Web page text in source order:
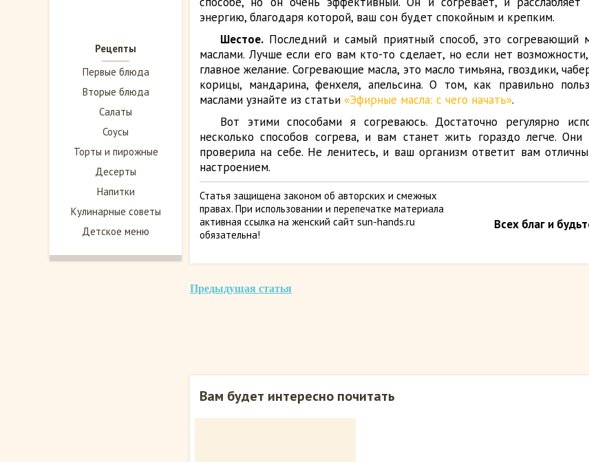
Рецепты
Первые блюда
Вторые блюда
Салаты
Соусы
Торты и пирожные
Десерты
Напитки
Кулинарные советы
Детское меню
энергию, благодаря которой, ваш сон будет спокойным и крепким.
Шестое. Последний и самый приятный способ, это согревающий
маслами. Лучше если его вам кто-то сделает, но если нет
главное желание. Согревающие масла, это масло тимьяна, гвоздики,
корицы, мандарина, фенхеля, апельсина. О том, как правильно
маслами узнайте из статьи «Эфирные масла: с чего начать».
Вот этими способами я согреваюсь. Достаточно регулярно
несколько способов согрева, и вам станет жить гораздо легче. Они
проверила на себе. Не ленитесь, и ваш организм ответит вам
настроением.
Статья защищена законом об авторских и смежных
правах. При использовании и перепечатке материала
активная ссылка на женский сайт sun-hands.ru
обязательна!
Всех благ и
Предыдущая статья
Вам будет интересно почитать